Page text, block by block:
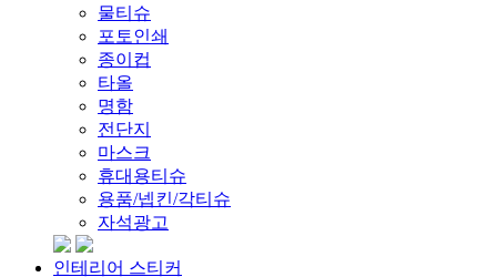
물티슈
포토인쇄
종이컵
타올
명함
전단지
마스크
휴대용티슈
용품/넵킨/각티슈
자석광고
인테리어 스티커